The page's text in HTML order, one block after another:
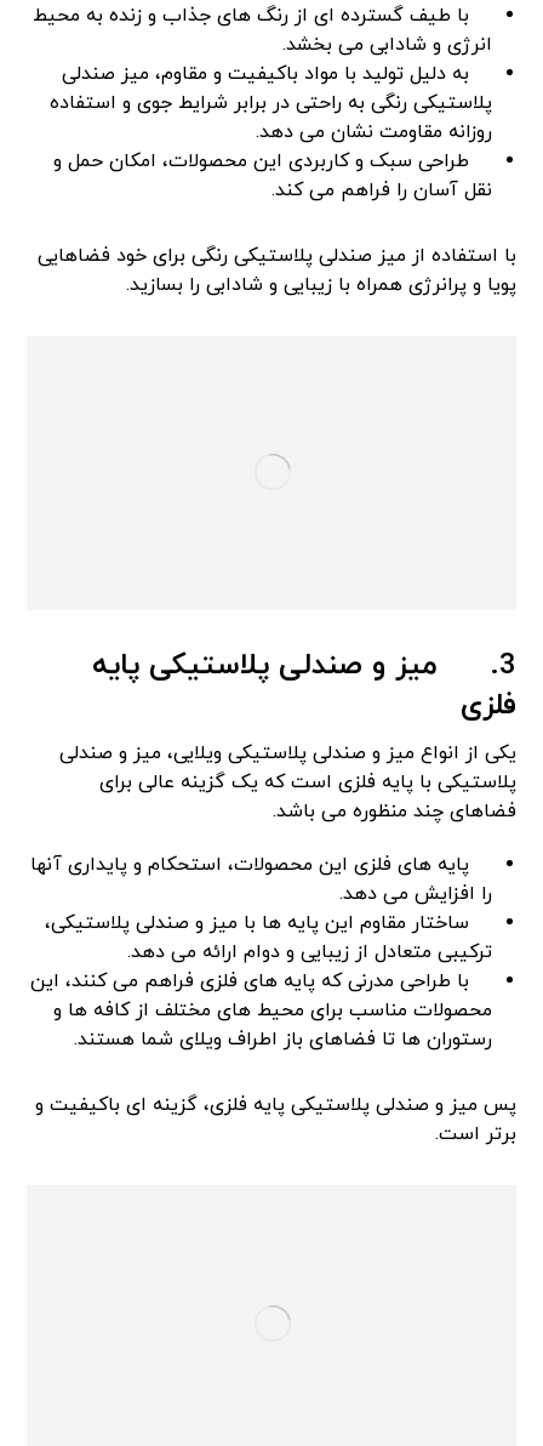
با طیف گسترده ای از رنگ های جذاب و زنده به محیط
انرژی و شادابی می بخشد.
به دلیل تولید با مواد باکیفیت و مقاوم، میز صندلی
پلاستیکی رنگی به راحتی در برابر شرایط جوی و استفاده
روزانه مقاومت نشان می دهد.
طراحی سبک و کاربردی این محصولات، امکان حمل و
نقل آسان را فراهم می کند.
با استفاده از میز صندلی پلاستیکی رنگی برای خود فضاهایی
پویا و پرانرژی همراه با زیبایی و شادابی را بسازید.
3.
میز و صندلی پلاستیکی پایه
فلزی
یکی از انواع میز و صندلی پلاستیکی ویلایی، میز و صندلی
پلاستیکی با پایه فلزی است که یک گزینه عالی برای
فضاهای چند منظوره می باشد.
پایه های فلزی این محصولات، استحکام و پایداری آنها
را افزایش می دهد.
ساختار مقاوم این پایه ها با میز و صندلی پلاستیکی،
ترکیبی متعادل از زیبایی و دوام ارائه می دهد.
با طراحی مدرنی که پایه های فلزی فراهم می کنند، این
محصولات مناسب برای محیط های مختلف از کافه ها و
رستوران ها تا فضاهای باز اطراف ویلای شما هستند.
پس میز و صندلی پلاستیکی پایه فلزی، گزینه ای باکیفیت و
برتر است.